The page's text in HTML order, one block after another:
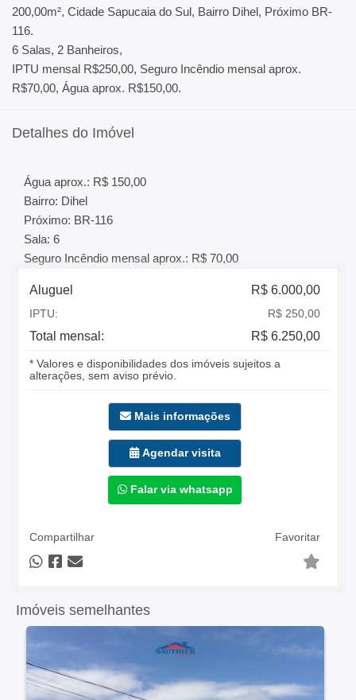
200,00m², Cidade Sapucaia do Sul, Bairro Dihel, Próximo BR-
116.
6 Salas, 2 Banheiros,
IPTU mensal R$250,00, Seguro Incêndio mensal aprox.
R$70,00, Água aprox. R$150,00.
Detalhes do Imóvel
Água aprox.: R$ 150,00
Bairro: Dihel
Próximo: BR-116
Sala: 6
Seguro Incêndio mensal aprox.: R$ 70,00
Aluguel R$ 6.000,00
IPTU: R$ 250,00
Total mensal: R$ 6.250,00
* Valores e disponibilidades dos imóveis sujeitos a
alterações, sem aviso prévio.
Mais informações
Agendar visita
Falar via whatsapp
Compartilhar Favoritar
Imóveis semelhantes